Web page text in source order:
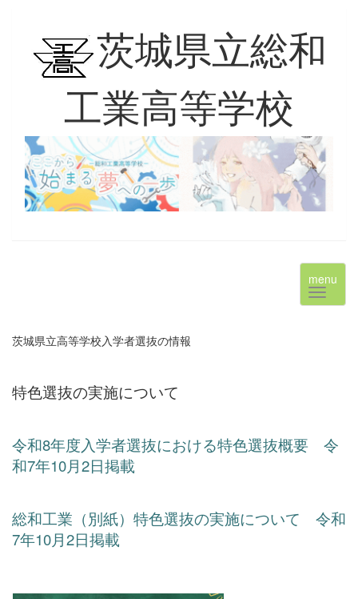
茨城県立総和
工業高等学校
menu
茨城県立高等学校入学者選抜の情報
特色選抜の実施について
令和8年度入学者選抜における特色選抜概要 令
和7年10月2日掲載
総和工業（別紙）特色選抜の実施について 令和
7年10月2日掲載